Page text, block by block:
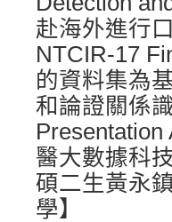
赴海外進行
NTCIR-17
的資料集為
和論證關係
醫大數據科
碩二生黃永
學】